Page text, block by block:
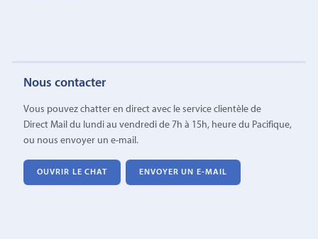
Nous contacter
Vous pouvez chatter en direct avec le service clientèle de
Direct Mail du lundi au vendredi de 7h à 15h, heure du Pacifique,
ou nous envoyer un e-mail.
OUVRIR LE CHAT ENVOYER UN E-MAIL